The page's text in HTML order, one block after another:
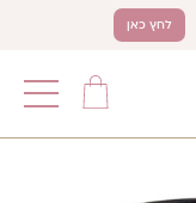
לחץ כאן
תפריט